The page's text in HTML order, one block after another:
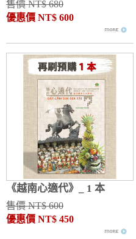
售價 NT$ 680
優惠價 NT$ 600
《越南心適代》_ 1 本
售價 NT$ 600
優惠價 NT$ 450